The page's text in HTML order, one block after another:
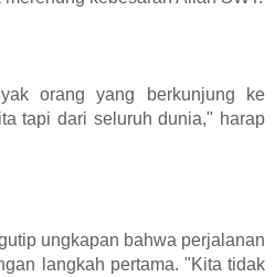
orang yang berkunjung ke
tapi dari seluruh dunia," harap
ungkapan bahwa perjalanan
langkah pertama. "Kita tidak